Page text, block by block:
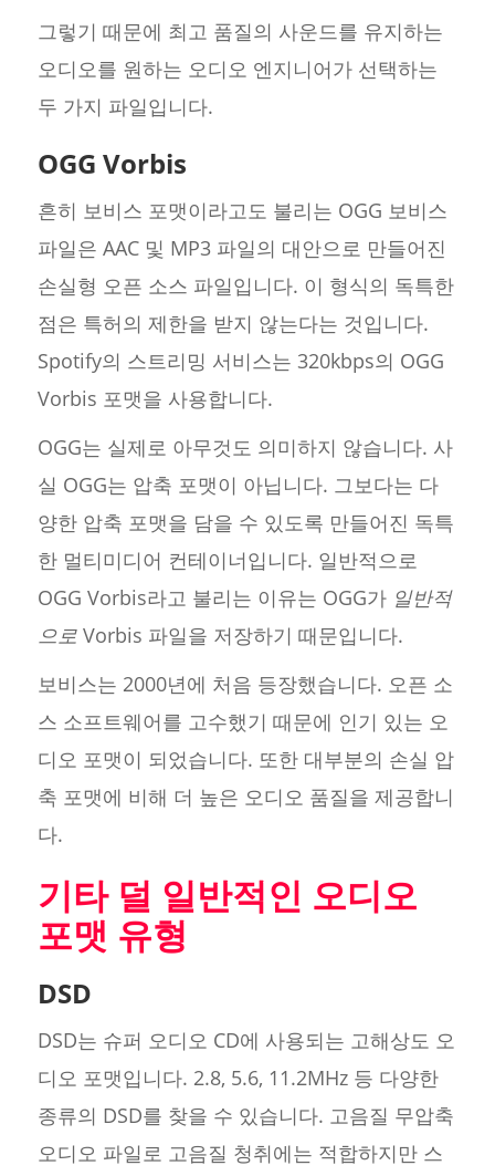
그렇기 때문에 최고 품질의 사운드를 유지하는
오디오를 원하는 오디오 엔지니어가 선택하는
두 가지 파일입니다.
OGG Vorbis
흔히 보비스 포맷이라고도 불리는 OGG 보비스
파일은 AAC 및 MP3 파일의 대안으로 만들어진
손실형 오픈 소스 파일입니다. 이 형식의 독특한
점은 특허의 제한을 받지 않는다는 것입니다.
Spotify의 스트리밍 서비스는 320kbps의 OGG
Vorbis 포맷을 사용합니다.
OGG는 실제로 아무것도 의미하지 않습니다. 사
실 OGG는 압축 포맷이 아닙니다. 그보다는 다
양한 압축 포맷을 담을 수 있도록 만들어진 독특
한 멀티미디어 컨테이너입니다. 일반적으로
OGG Vorbis라고 불리는 이유는 OGG가 일반적
으로Vorbis 파일을 저장하기 때문입니다.
보비스는 2000년에 처음 등장했습니다. 오픈 소
스 소프트웨어를 고수했기 때문에 인기 있는 오
디오 포맷이 되었습니다. 또한 대부분의 손실 압
축 포맷에 비해 더 높은 오디오 품질을 제공합니
다.
기타 덜 일반적인 오디오
포맷 유형
DSD
DSD는 슈퍼 오디오 CD에 사용되는 고해상도 오
디오 포맷입니다. 2.8, 5.6, 11.2MHz 등 다양한
종류의 DSD를 찾을 수 있습니다. 고음질 무압축
오디오 파일로 고음질 청취에는 적합하지만 스